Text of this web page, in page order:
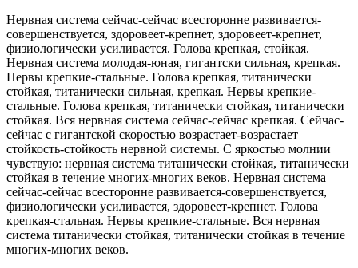
Нервная система сейчас-сейчас всесторонне развивается-
совершенствуется, здоровеет-крепнет, здоровеет-крепнет,
физиологически усиливается. Голова крепкая, стойкая.
Нервная система молодая-юная, гигантски сильная, крепкая.
Нервы крепкие-стальные. Голова крепкая, титанически
стойкая, титанически сильная, крепкая. Нервы крепкие-
стальные. Голова крепкая, титанически стойкая, титанически
стойкая. Вся нервная система сейчас-сейчас крепкая. Сейчас-
сейчас с гигантской скоростью возрастает-возрастает
стойкость-стойкость нервной системы. С яркостью молнии
чувствую: нервная система титанически стойкая, титанически
стойкая в течение многих-многих веков. Нервная система
сейчас-сейчас всесторонне развивается-совершенствуется,
физиологически усиливается, здоровеет-крепнет. Голова
крепкая-стальная. Нервы крепкие-стальные. Вся нервная
система титанически стойкая, титанически стойкая в течение
многих-многих веков.